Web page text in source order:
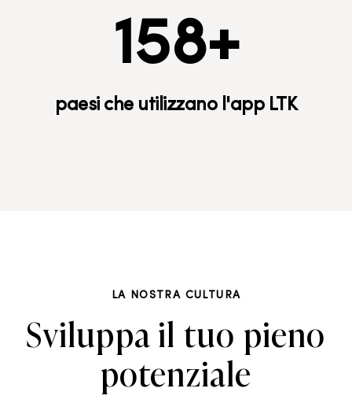
164+
paesi che utilizzano l'app LTK
LA NOSTRA CULTURA
Sviluppa il tuo pieno
potenziale